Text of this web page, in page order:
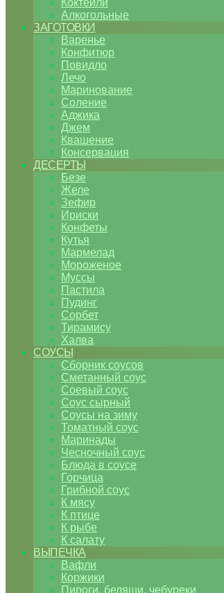
Коктейли
Алкогольные
ЗАГОТОВКИ
Варенье
Конфитюр
Повидло
Лечо
Маринование
Соление
Аджика
Джем
Квашение
Консервация
ДЕСЕРТЫ
Безе
Желе
Зефир
Ириски
Конфеты
Кутья
Мармелад
Мороженое
Муссы
Пастила
Пудинг
Сорбет
Тирамису
Халва
СОУСЫ
Сборник соусов
Сметанный соус
Соевый соус
Соус сырный
Соусы на зиму
Томатный соус
Маринады
Чесночный соус
Блюда в соусе
Горчица
Грибной соус
К мясу
К птице
К рыбе
К салату
ВЫПЕЧКА
Вафли
Коржики
Пироги, беляши, чебуреки